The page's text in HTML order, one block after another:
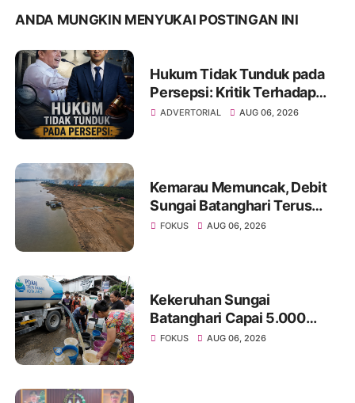
ANDA MUNGKIN MENYUKAI POSTINGAN INI
Hukum Tidak Tunduk pada
Persepsi: Kritik Terhadap
Monopoli Kebenaran oleh
ADVERTORIAL AUG 06, 2026
Kemarau Memuncak, Debit
Sungai Batanghari Terus
Menyusut, Jambi Hadapi
FOKUS AUG 06, 2026
Kekeruhan Sungai
Batanghari Capai 5.000
NTU, Distribusi Air PDAM
FOKUS AUG 06, 2026